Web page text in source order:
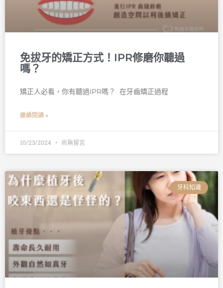
免拔牙的矯正方式！IPR修磨你聽過
嗎？
矯正人必看，你有聽過IPR嗎？ 󠀠 在牙齒矯正過程
繼續閱讀 »
10/23/2024 尚無留言
牙科知識